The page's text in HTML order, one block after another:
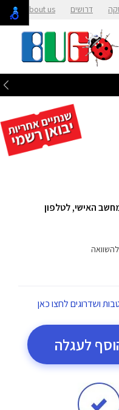
דרושים About us
לטלפון
ושדרוגים לחצו כאן
לעגלה